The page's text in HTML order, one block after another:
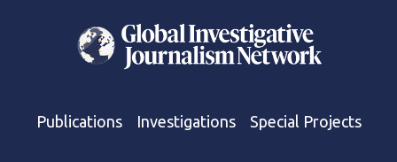
Publications Investigations Special Projects